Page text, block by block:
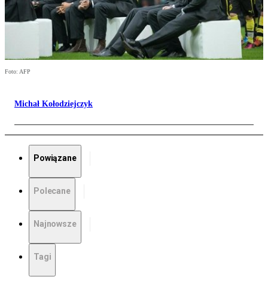
Foto: AFP
Michał Kołodziejczyk
Powiązane
Polecane
Najnowsze
Tagi